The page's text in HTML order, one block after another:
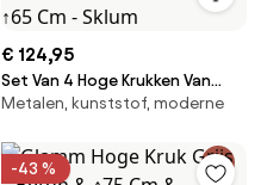
€ 124,95
Set Van 4 Hoge Krukken Van
Polypropyleen En Staal Lynette
Sklum
Metalen, kunststof, moderne
-43 %